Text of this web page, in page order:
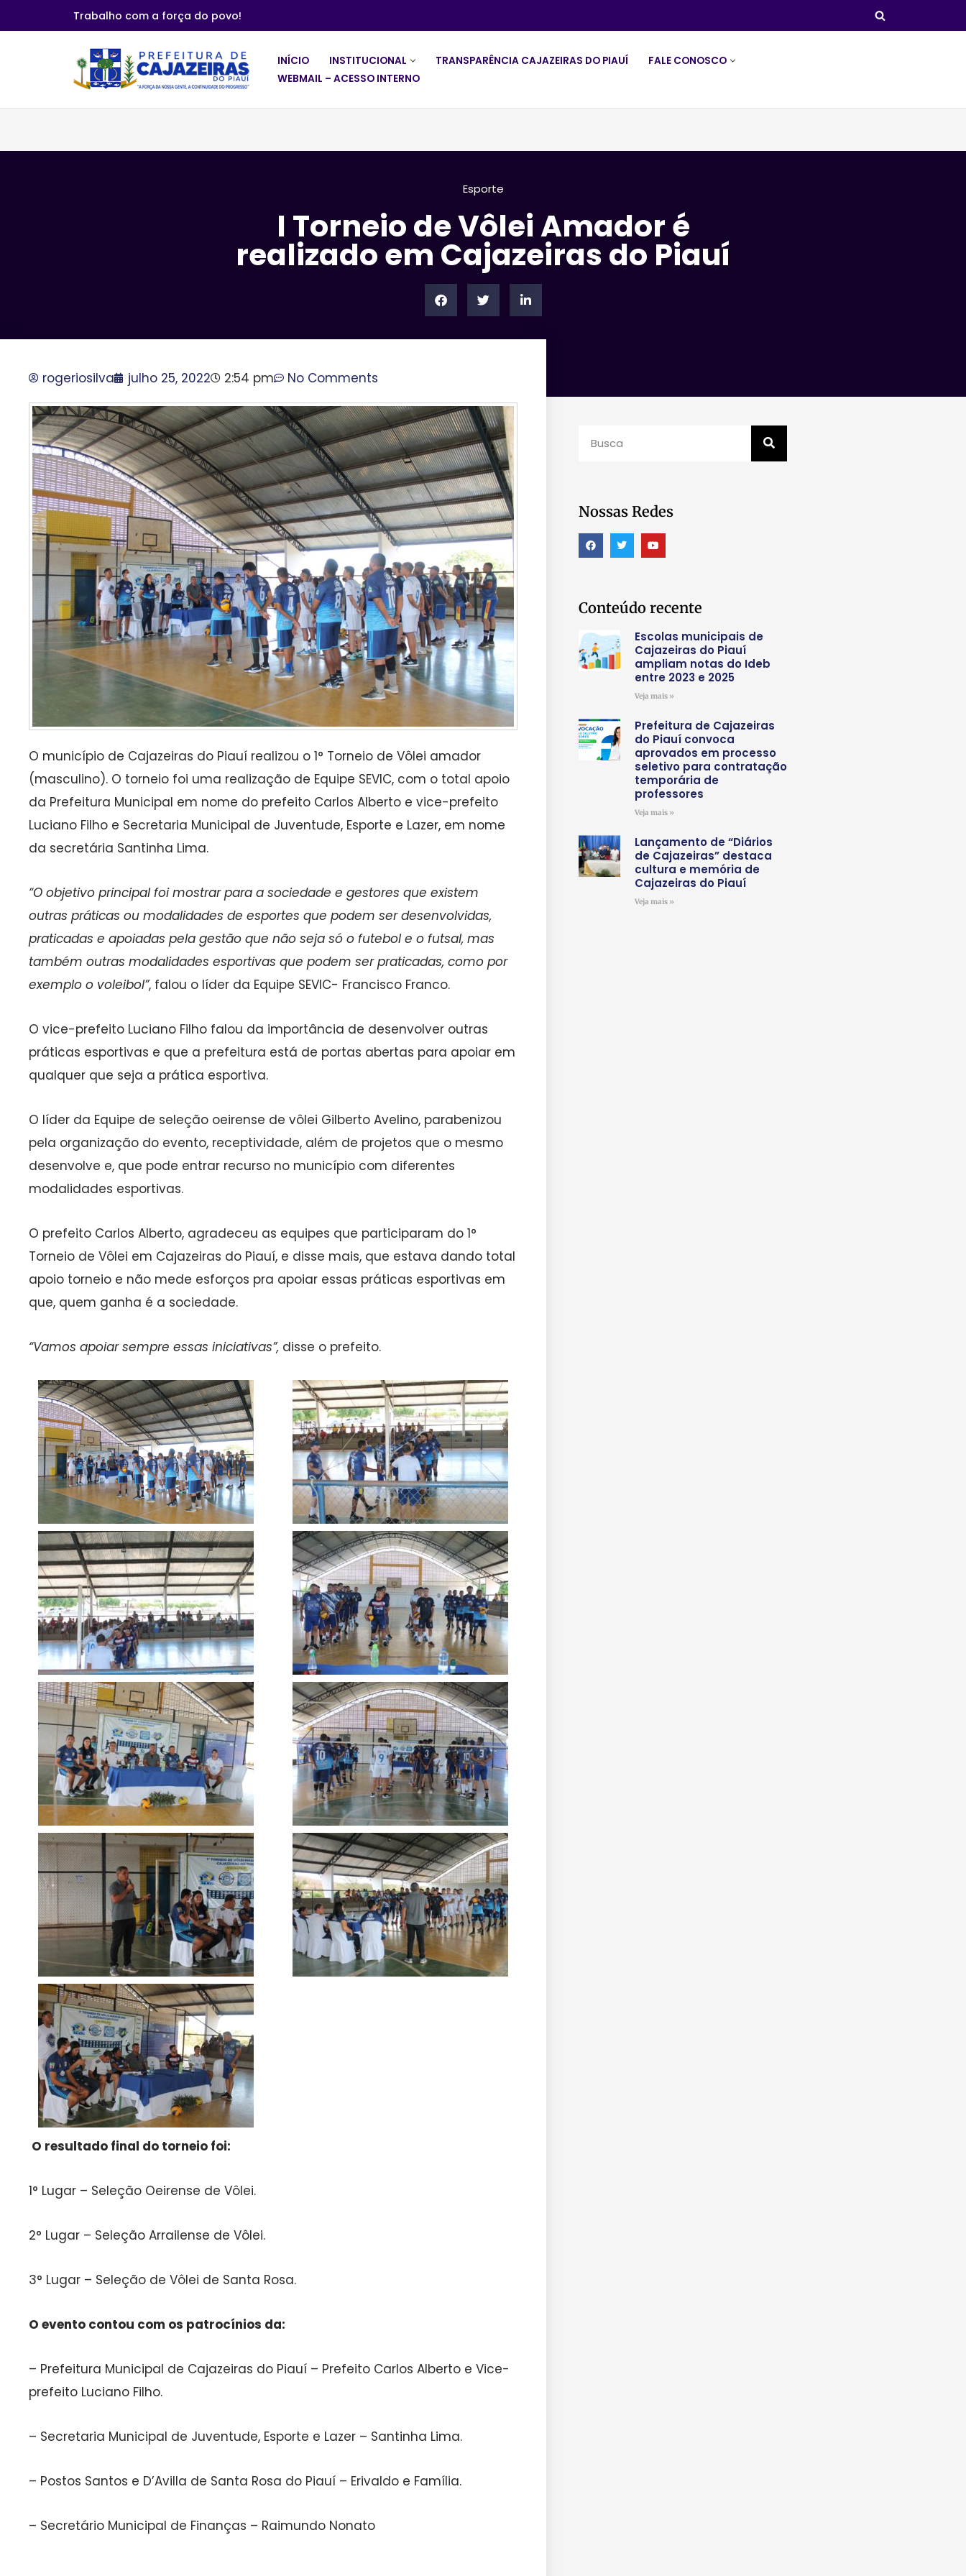
Trabalho com a força do povo!
INÍCIO INSTITUCIONAL TRANSPARÊNCIA CAJAZEIRAS DO PIAUÍ
FALE CONOSCO
WEBMAIL – ACESSO INTERNO
Esporte
I Torneio de Vôlei Amador é
realizado em Cajazeiras do Piauí
rogeriosilva julho 25, 2022 2:54 pm No Comments
O município de Cajazeiras do Piauí realizou o 1° Torneio de Vôlei amador
(masculino). O torneio foi uma realização de Equipe SEVIC, com o total apoio
da Prefeitura Municipal em nome do prefeito Carlos Alberto e vice-prefeito
Luciano Filho e Secretaria Municipal de Juventude, Esporte e Lazer, em nome
da secretária Santinha Lima.
“O objetivo principal foi mostrar para a sociedade e gestores que existem
outras práticas ou modalidades de esportes que podem ser desenvolvidas,
praticadas e apoiadas pela gestão que não seja só o futebol e o futsal, mas
também outras modalidades esportivas que podem ser praticadas, como por
exemplo o voleibol”, falou o líder da Equipe SEVIC- Francisco Franco.
O vice-prefeito Luciano Filho falou da importância de desenvolver outras
práticas esportivas e que a prefeitura está de portas abertas para apoiar em
qualquer que seja a prática esportiva.
O líder da Equipe de seleção oeirense de vôlei Gilberto Avelino, parabenizou
pela organização do evento, receptividade, além de projetos que o mesmo
desenvolve e, que pode entrar recurso no município com diferentes
modalidades esportivas.
O prefeito Carlos Alberto, agradeceu as equipes que participaram do 1°
Torneio de Vôlei em Cajazeiras do Piauí, e disse mais, que estava dando total
apoio torneio e não mede esforços pra apoiar essas práticas esportivas em
que, quem ganha é a sociedade.
“Vamos apoiar sempre essas iniciativas”, disse o prefeito.
O resultado final do torneio foi:
1° Lugar – Seleção Oeirense de Vôlei.
2° Lugar – Seleção Arrailense de Vôlei.
3° Lugar – Seleção de Vôlei de Santa Rosa.
O evento contou com os patrocínios da:
– Prefeitura Municipal de Cajazeiras do Piauí – Prefeito Carlos Alberto e Vice-
prefeito Luciano Filho.
– Secretaria Municipal de Juventude, Esporte e Lazer – Santinha Lima.
– Postos Santos e D’Avilla de Santa Rosa do Piauí – Erivaldo e Família.
– Secretário Municipal de Finanças – Raimundo Nonato
Nossas Redes
Conteúdo recente
Escolas municipais de
Cajazeiras do Piauí
ampliam notas do Ideb
entre 2023 e 2025
Veja mais »
Prefeitura de Cajazeiras
do Piauí convoca
aprovados em processo
seletivo para contratação
temporária de
professores
Veja mais »
Lançamento de “Diários
de Cajazeiras” destaca
cultura e memória de
Cajazeiras do Piauí
Veja mais »